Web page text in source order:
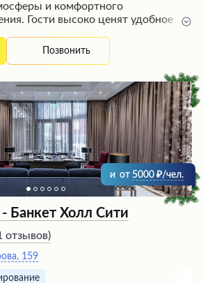
и комфортного
Гости высоко ценят удобное
а также
завтраки. Номера
необходимым для полноценного
удобства вроде
и тёплых одеял. К услугам
предлагаются тренажёрный зал и
здорового образа жизни в
Позвонить
и от 5000 /чел.
Банкет Холл Сити
отзывов)
159